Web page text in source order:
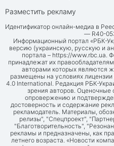
Разместить рекламу
Идентификатор онлайн-медиа в
— R40-
Информационный портал «РБК-
версию (украинскую, русскую и
портала – https://www.rbc.ua.
принадлежат их
авторами которых являются
размещены на условиях
4.0 International. Редакция РБК-
зрения авторов.
опровержению и
достоверность и содержание
рекламодатель. Материалы,
релизы", "Спецпроект",
"Благотворительность",
рекламы и предназначены, как
летнего возраста. «Новости